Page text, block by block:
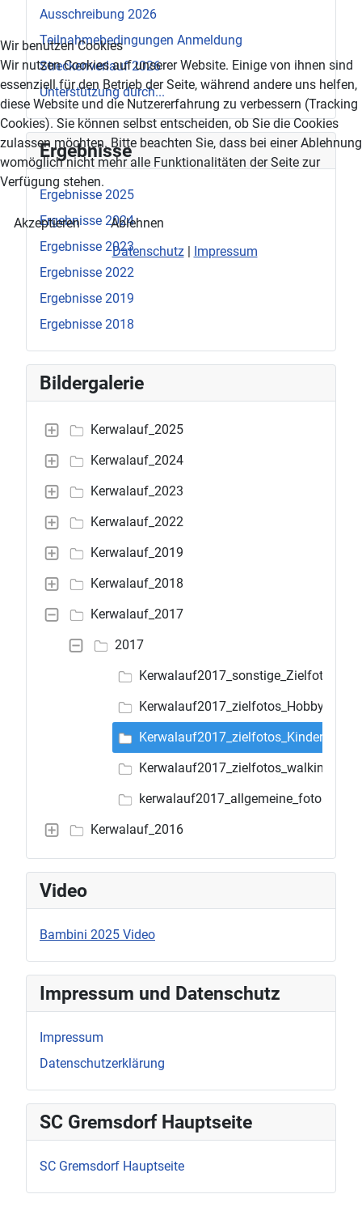
Ausschreibung 2026
Teilnahmebedingungen Anmeldung
Streckenverlauf 2026
Unterstützung durch...
Ergebnisse
Ergebnisse 2025
Ergebnisse 2024
Ergebnisse 2023
Ergebnisse 2022
Ergebnisse 2019
Ergebnisse 2018
Bildergalerie
Kerwalauf_2025
Kerwalauf_2024
Kerwalauf_2023
Kerwalauf_2022
Kerwalauf_2019
Kerwalauf_2018
Kerwalauf_2017
2017
Kerwalauf2017_sonstige_Zielfotos
Kerwalauf2017_zielfotos_Kinder 1,9km
Kerwalauf2017_zielfotos_walking
kerwalauf2017_allgemeine_fotos
Kerwalauf_2016
Video
Bambini 2025 Video
Impressum und Datenschutz
Impressum
Datenschutzerklärung
SC Gremsdorf Hauptseite
SC Gremsdorf Hauptseite
Wir benutzen Cookies
Wir nutzen Cookies auf unserer Website. Einige von ihnen sind
essenziell für den Betrieb der Seite, während andere uns helfen,
diese Website und die Nutzererfahrung zu verbessern (Tracking
Cookies). Sie können selbst entscheiden, ob Sie die Cookies
zulassen möchten. Bitte beachten Sie, dass bei einer Ablehnung
womöglich nicht mehr alle Funktionalitäten der Seite zur
Verfügung stehen.
Akzeptieren
Ablehnen
Datenschutz| Impressum